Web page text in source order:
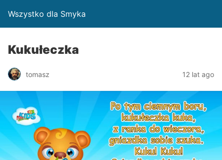
Wszystko dla Smyka
Kukułeczka
tomasz 12 lat ago